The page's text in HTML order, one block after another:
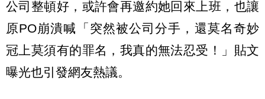
公司整頓好，或許會再邀約她回來上班，也讓
原PO崩潰喊「突然被公司分手，還莫名奇妙
冠上莫須有的罪名，我真的無法忍受！」貼文
曝光也引發網友熱議。